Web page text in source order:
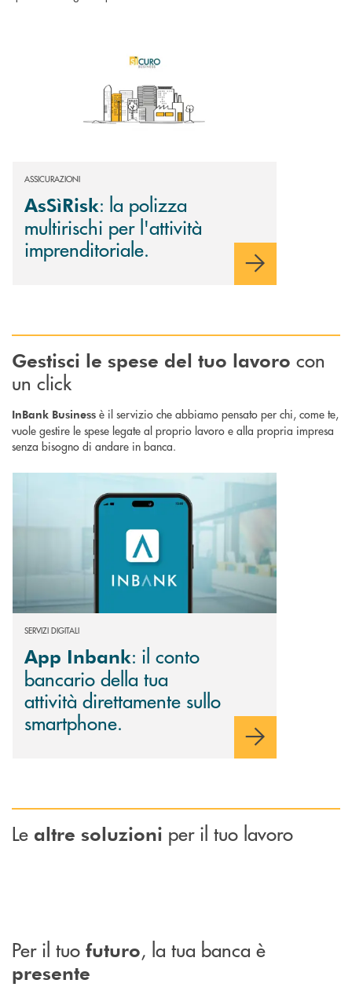
ASSICURAZIONI
AsSìRisk: la polizza
multirischi per l'attività
imprenditoriale.
Gestisci le spese del tuo lavoro con
un click
InBank Business è il servizio che abbiamo pensato per chi, come te,
vuole gestire le spese legate al proprio lavoro e alla propria impresa
senza bisogno di andare in banca.
Scopri di più App Inbank : il conto bancario della tua attività
SERVIZI DIGITALI
App Inbank: il conto
bancario della tua
attività direttamente sullo
smartphone.
Le altre soluzioni per il tuo lavoro
Per il tuo futuro, la tua banca è
presente